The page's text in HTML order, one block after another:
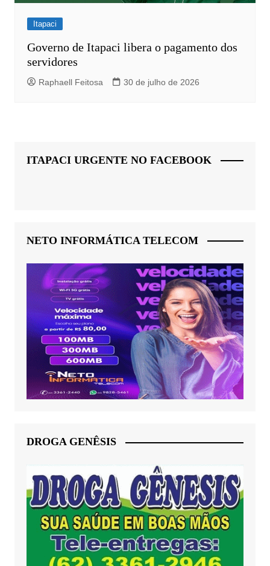
Itapaci
Governo de Itapaci libera o pagamento dos
servidores
Raphaell Feitosa 30 de julho de 2026
ITAPACI URGENTE NO FACEBOOK
NETO INFORMÁTICA TELECOM
DROGA GENÊSIS